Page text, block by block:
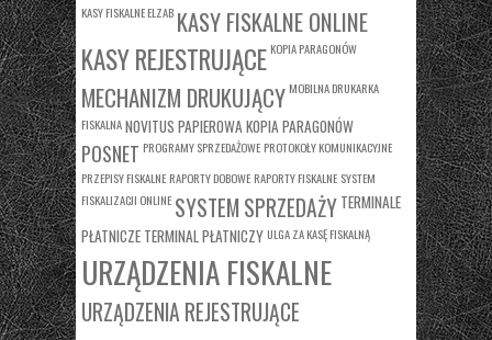
KASY FISKALNE ELZAB KASY FISKALNE ONLINE
KASY REJESTRUJĄCE KOPIA PARAGONÓW
MECHANIZM DRUKUJĄCY MOBILNA DRUKARKA
FISKALNANOVITUS PAPIEROWA KOPIA PARAGONÓW
POSNET PROGRAMY SPRZEDAŻOWE PROTOKOŁY KOMUNIKACYJNE
PRZEPISY FISKALNE RAPORTY DOBOWE RAPORTY FISKALNE SYSTEM
FISKALIZACJI ONLINE SYSTEM SPRZEDAŻY TERMINALE
PŁATNICZE TERMINAL PŁATNICZY ULGA ZA KASĘ FISKALNĄ
URZĄDZENIA FISKALNE
URZĄDZENIA REJESTRUJĄCE